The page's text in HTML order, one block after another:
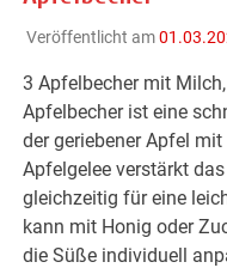
Veröffentlicht am
3 Apfelbecher mit
Apfelbecher ist eine
der geriebener Apfel
Apfelgelee verstärkt
gleichzeitig für eine
kann mit Honig oder
die Süße individuell